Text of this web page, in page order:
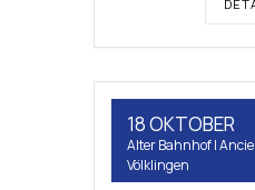
18 OKTOBER
Alter Bahnhof |
Völklingen